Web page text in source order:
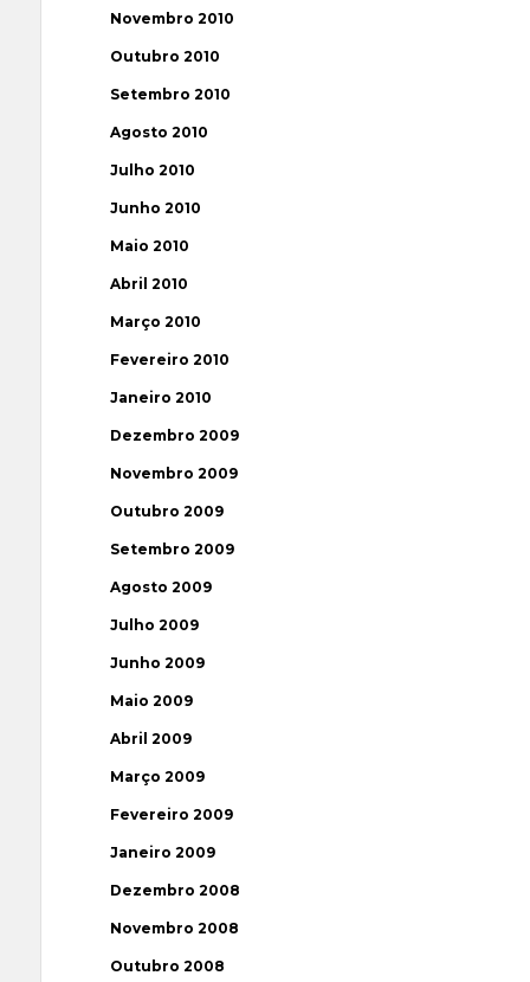
Novembro 2010
Outubro 2010
Setembro 2010
Agosto 2010
Julho 2010
Junho 2010
Maio 2010
Abril 2010
Março 2010
Fevereiro 2010
Janeiro 2010
Dezembro 2009
Novembro 2009
Outubro 2009
Setembro 2009
Agosto 2009
Julho 2009
Junho 2009
Maio 2009
Abril 2009
Março 2009
Fevereiro 2009
Janeiro 2009
Dezembro 2008
Novembro 2008
Outubro 2008